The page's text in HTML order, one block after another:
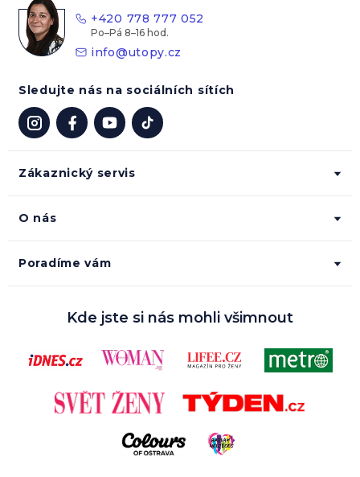
Zákaznický servis
O nás
Poradíme vám
+420 778 777 052
info@utopy.cz
Sledujte nás na sociálních sítích
Kde jste si nás mohli všimnout